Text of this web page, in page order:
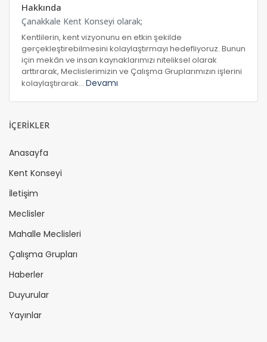
Hakkında
Çanakkale Kent Konseyi olarak;
Kentlilerin, kent vizyonunu en etkin şekilde
gerçekleştirebilmesini kolaylaştırmayı hedefliyoruz. Bunun
için mekân ve insan kaynaklarımızı niteliksel olarak
arttırarak, Meclislerimizin ve Çalışma Gruplarımızın işlerini
kolaylaştırarak... Devamı
İÇERİKLER
Anasayfa
Kent Konseyi
İletişim
Meclisler
Mahalle Meclisleri
Çalışma Grupları
Haberler
Duyurular
Yayınlar